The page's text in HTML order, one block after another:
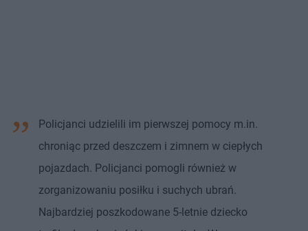
Policjanci udzielili im pierwszej pomocy m.in.
chroniąc przed deszczem i zimnem w ciepłych
pojazdach. Policjanci pomogli również w
zorganizowaniu posiłku i suchych ubrań.
Najbardziej poszkodowane 5-letnie dziecko